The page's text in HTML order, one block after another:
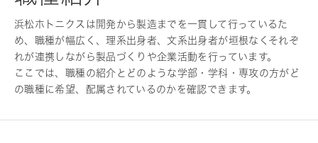
浜松ホトニクスは開発から製造までを一貫して行っているた
め、職種が幅広く、理系出身者、文系出身者が垣根なくそれぞ
れが連携しながら製品づくりや企業活動を行っています。
ここでは、職種の紹介とどのような学部・学科・専攻の方がど
の職種に希望、配属されているのかを確認できます。